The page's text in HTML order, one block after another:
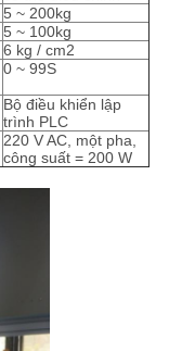
5 ~ 200kg
5 ~ 100kg
6 kg / cm2
0 ~ 99S
Bộ điều khiển lập
trình PLC
220 V AC, một pha,
công suất = 200 W